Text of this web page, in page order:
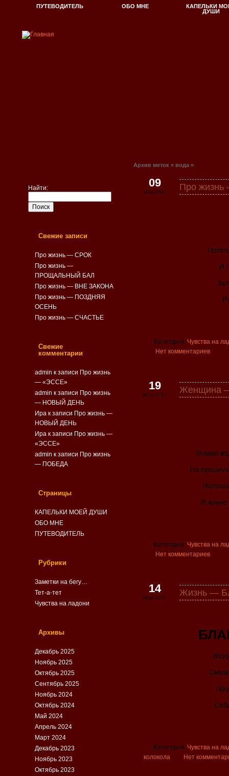
ПУТЕВОДИТЕЛЬ ОБО МНЕ
КАПЕЛЬКИ
ДУШИ
Архив меток » вода «
Про
09
Май 2022
И
Категория: Чувства на
Нет комментариев
Женщина
19
Июн 2017
Живая
На
И яркие
Категория: Чувства на
Нет комментариев
Жизнь —
14
Мар 2017
Категория: Чувства на
колокола
Нет
Найти:
Свежие записи
Про жизнь — СРОК
Про жизнь —
ПРОЩАЛЬНЫЙ БАЛ
Про жизнь — ВНЕ ЗАКОНА
Про жизнь — ПОЗДНЯЯ
ОСЕНЬ
Про жизнь — СЧАСТЬЕ
Свежие
комментарии
admin к записи Про жизнь
— «ЭССЕ»
admin к записи Про жизнь
— НОВЫЙ ДЕНЬ
Ира к записи Про жизнь —
НОВЫЙ ДЕНЬ
Ира к записи Про жизнь —
«ЭССЕ»
admin к записи Про жизнь
— ПОБЕДА
Страницы
КАПЕЛЬКИ МОЕЙ ДУШИ
ОБО МНЕ
ПУТЕВОДИТЕЛЬ
Рубрики
Заметки на бегу…
Тет-а-тет
Чувства на ладони
Архивы
Декабрь 2025
Ноябрь 2025
Октябрь 2025
Сентябрь 2025
Ноябрь 2024
Октябрь 2024
Май 2024
Апрель 2024
Март 2024
Декабрь 2023
Ноябрь 2023
Октябрь 2023